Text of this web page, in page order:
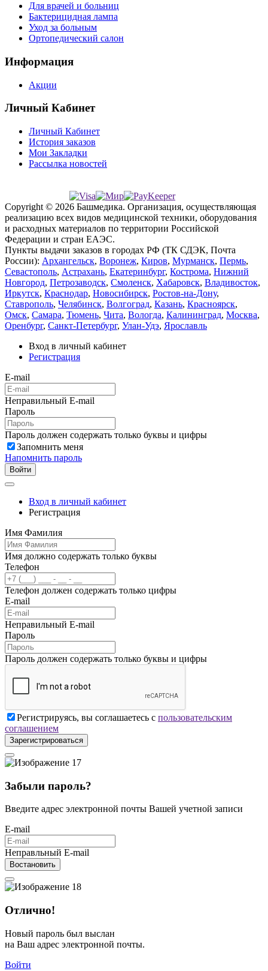
Для врачей и больниц
Бактерицидная лампа
Уход за больным
Ортопедический салон
Информация
Акции
Личный Кабинет
Личный Кабинет
История заказов
Мои Закладки
Рассылка новостей
Copyright © 2026 Башмедика. Организация, осуществляющая
реализацию всех видов медицинской техники, оборудования
и расходных материалов по территории Российской
Федерации и стран ЕАЭС.
Пункты выдачи заказов в городах РФ (ТК СДЭК, Почта
России): Архангельск, Воронеж, Киров, Мурманск, Пермь,
Севастополь, Астрахань, Екатеринбург, Кострома, Нижний
Новгород, Петрозаводск, Смоленск, Хабаровск, Владивосток,
Иркутск, Краснодар, Новосибирск, Ростов-на-Дону,
Ставрополь, Челябинск, Волгоград, Казань, Красноярск,
Омск, Самара, Тюмень, Чита, Вологда, Калининград, Москва,
Оренбург, Санкт-Петербург, Улан-Удэ, Ярославль
Вход в личный кабинет
Регистрация
E-mail
Неправильный E-mail
Пароль
Пароль должен содержать только буквы и цифры
Запомнить меня
Напомнить пароль
Войти
Вход в личный кабинет
Регистрация
Имя Фамилия
Имя должно содержать только буквы
Телефон
Телефон должен содержать только цифры
E-mail
Неправильный E-mail
Пароль
Пароль должен содержать только буквы и цифры
Регистрируясь, вы соглашаетесь с пользовательским
соглашением
Зарегистрироваться
Забыли пароль?
Введите адрес электронной почты Вашей учетной записи
E-mail
Неправльный E-mail
Востановить
Отлично!
Новый пароль был выслан
на Ваш адрес электронной почты.
Войти